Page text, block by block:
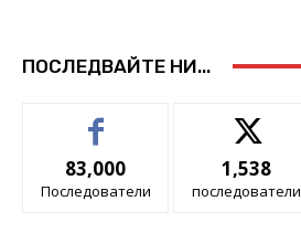
ПОСЛЕДВАЙТЕ НИ...
83,000
Последователи
1,538
последователи